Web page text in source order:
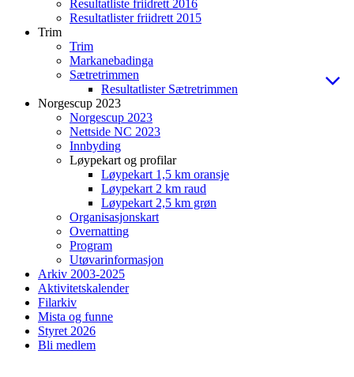
Resultatliste friidrett 2016
Resultatlister friidrett 2015
Trim
Trim
Markanebadinga
Sætretrimmen
Resultatlister Sætretrimmen
Norgescup 2023
Norgescup 2023
Nettside NC 2023
Innbyding
Løypekart og profilar
Løypekart 1,5 km oransje
Løypekart 2 km raud
Løypekart 2,5 km grøn
Organisasjonskart
Overnatting
Program
Utøvarinformasjon
Arkiv 2003-2025
Aktivitetskalender
Filarkiv
Mista og funne
Styret 2026
Bli medlem